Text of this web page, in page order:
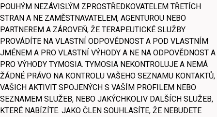
POUHÝM NEZÁVISLÝM ZPROSTŘEDKOVATELEM TŘETÍCH
STRAN A NE ZAMĚSTNAVATELEM, AGENTUROU NEBO
PARTNEREM A ZÁROVEŇ, ŽE TERAPEUTICKÉ SLUŽBY
PROVÁDÍTE NA VLASTNÍ ODPOVĚDNOST A POD VLASTNÍM
JMÉNEM A PRO VLASTNÍ VÝHODY A NE NA ODPOVĚDNOST A
PRO VÝHODY TYMOSIA. TYMOSIA NEKONTROLUJE A NEMÁ
ŽÁDNÉ PRÁVO NA KONTROLU VAŠEHO SEZNAMU KONTAKTŮ,
VAŠICH AKTIVIT SPOJENÝCH S VAŠÍM PROFILEM NEBO
SEZNAMEM SLUŽEB, NEBO JAKÝCHKOLIV DALŠÍCH SLUŽEB,
KTERÉ NABÍZÍTE. JAKO ČLEN SOUHLASÍTE, ŽE NEBUDETE